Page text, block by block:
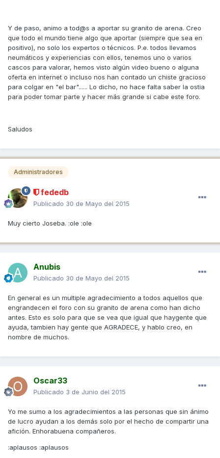
Y de paso, animo a tod@s a aportar su granito de arena. Creo
que todo el mundo tiene algo que aportar (siempre que sea en
positivo), no solo los expertos o técnicos. P.e. todos llevamos
neumáticos y experiencias con ellos, tenemos uno o varios
cascos para valorar, hemos visto algún video bueno o alguna
oferta en internet o incluso nos han contado un chiste gracioso
para colgar en "el bar"...... Lo dicho, no hace falta saber la ostia
para poder tomar parte y hacer más grande si cabe este foro.
Saludos
Administradores
fededb
Publicado 30 de Mayo del 2015
Muy cierto Joseba. :ole :ole
Anubis
Publicado 30 de Mayo del 2015
En general es un multiple agradecimiento a todos aquellos que
engrandecen el foro con su granito de arena como han dicho
antes. Esto es solo para que se vea que igual que haygente que
ayuda, tambien hay gente que AGRADECE, y hablo creo, en
nombre de muchos.
Oscar33
Publicado 3 de Junio del 2015
Yo me sumo a los agradecimientos a las personas que sin ánimo
de lucro ayudan a los demás solo por el hecho de compartir una
afición. Enhorabuena compañeros.
:aplausos :aplausos